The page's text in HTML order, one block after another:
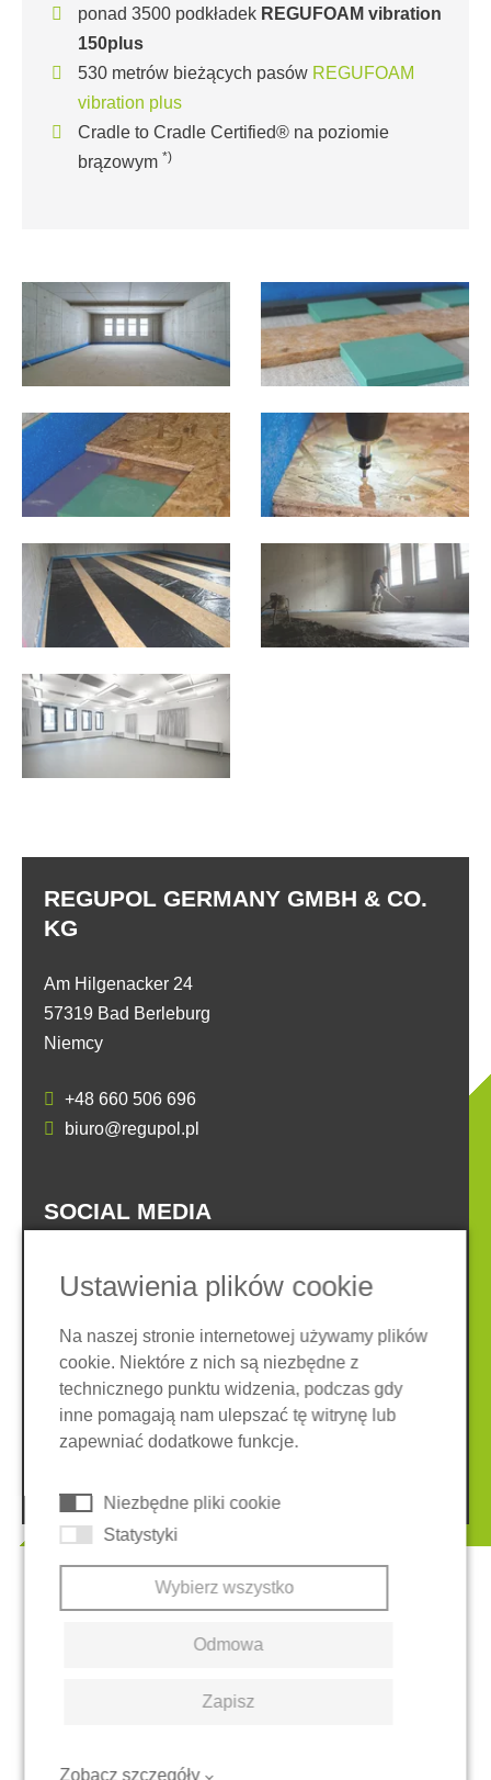
ponad 3500 podkładek REGUFOAM vibration
150plus
530 metrów bieżących pasów REGUFOAM
vibration plus
Cradle to Cradle Certified® na poziomie
brązowym *)
REGUPOL GERMANY GMBH & CO.
KG
Am Hilgenacker 24
57319 Bad Berleburg
Niemcy
+48 660 506 696
biuro@regupol.pl
SOCIAL MEDIA
Nota prawna
Ochrona danych
Ogólne warunki
System zgłaszania nieprawidłowości
Ciasteczka
Ustawienia plików cookie
Na naszej stronie internetowej używamy plików
cookie. Niektóre z nich są niezbędne z
technicznego punktu widzenia, podczas gdy
inne pomagają nam ulepszać tę witrynę lub
zapewniać dodatkowe funkcje.
Niezbędne pliki cookie
Statystyki
Wybierz wszystko
Odmowa
Zapisz
Zobacz szczegóły